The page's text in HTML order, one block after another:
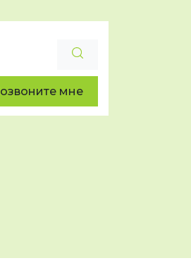
мне